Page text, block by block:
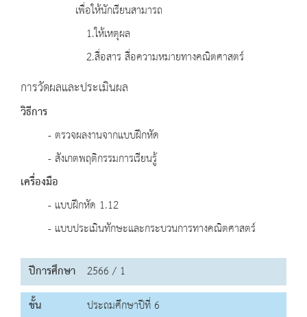
เพื่อให้นักเรียนสามารถ
1.ให้เหตุผล
2.สื่อสาร สื่อความหมายทางคณิตศาสตร์
การวัดผลและประเมินผล
วิธีการ
- ตรวจผลงานจากแบบฝึกหัด
- สังเกตพฤติกรรมการเรียนรู้
เครื่องมือ
- แบบฝึกหัด 1.12
- แบบประเมินทักษะและกระบวนการทางคณิตศาสตร์
ปีการศึกษา 2566 / 1
ชั้น
ประถมศึกษาปีที่ 6